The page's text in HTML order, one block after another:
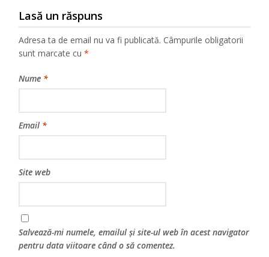
Lasă un răspuns
Adresa ta de email nu va fi publicată. Câmpurile obligatorii
sunt marcate cu*
Nume *
Email *
Site web
Salvează-mi numele, emailul și site-ul web în acest navigator
pentru data viitoare când o să comentez.